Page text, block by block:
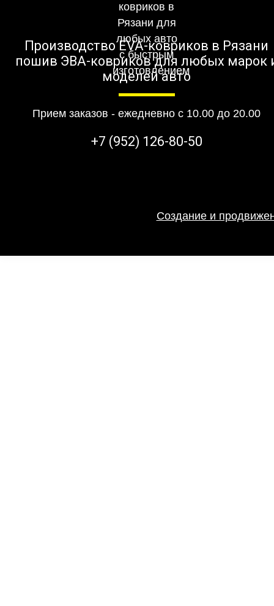
Производство EVA-ковриков в Рязани
пошив ЭВА-ковриков для любых марок
моделей авто
Прием заказов - ежедневно с 10.00 до 20.00
+7 (952) 126-80-50
Создание и